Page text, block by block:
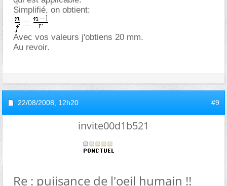
Simplifié, on obtient:
Avec vos valeurs j'obtiens 20 mm.
Au revoir.
22/08/2008, 12h20 #9
invite00d1b521
Re : puiisance de l'oeil humain !!